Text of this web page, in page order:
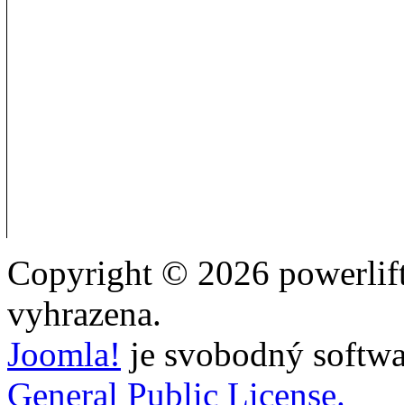
Copyright © 2026
vyhrazena.
Joomla! je svobodný
General Public License.